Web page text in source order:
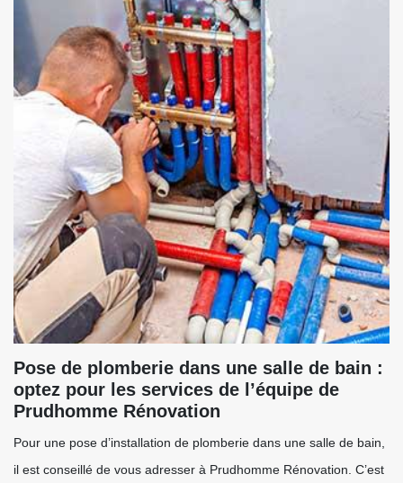
Pose de plomberie dans une salle de bain :
optez pour les services de l’équipe de
Prudhomme Rénovation
Pour une pose d’installation de plomberie dans une salle de bain,
il est conseillé de vous adresser à Prudhomme Rénovation. C’est